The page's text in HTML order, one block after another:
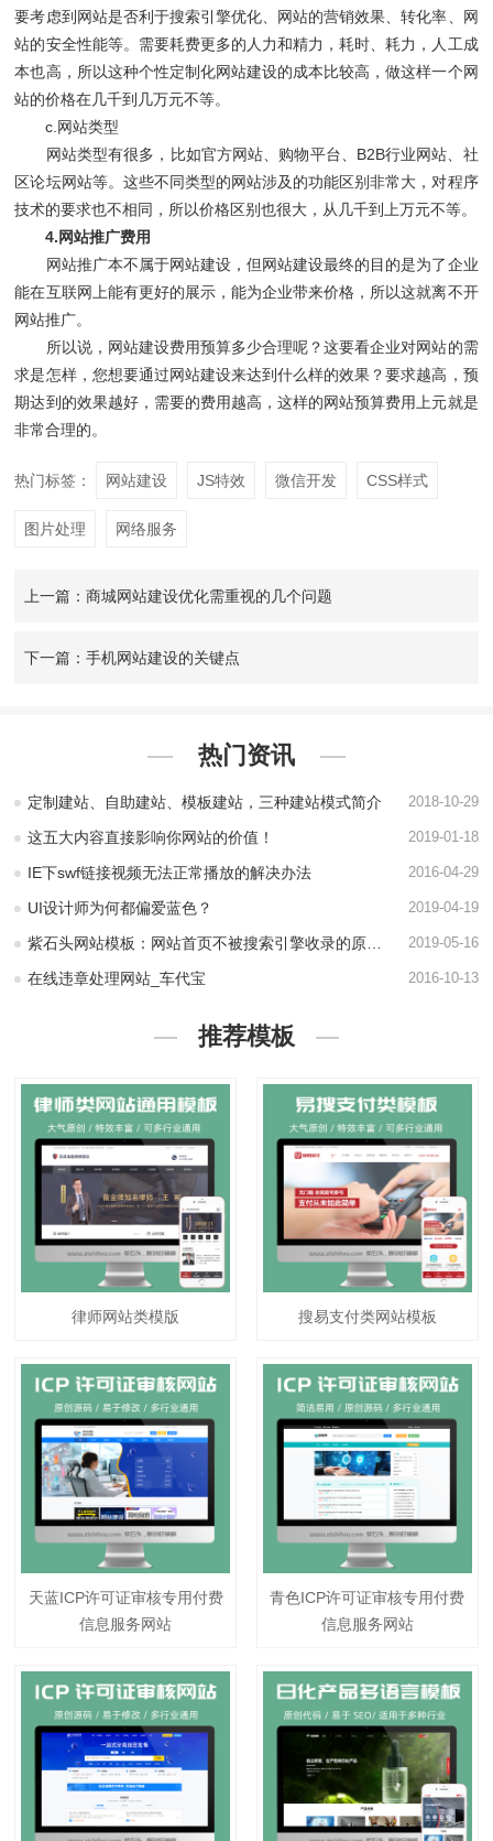
要考虑到网站是否利于搜索引擎优化、网站的营销效果、转化率、网
站的安全性能等。需要耗费更多的人力和精力，耗时、耗力，人工成
本也高，所以这种个性定制化网站建设的成本比较高，做这样一个网
站的价格在几千到几万元不等。
c.网站类型
网站类型有很多，比如官方网站、购物平台、B2B行业网站、社
区论坛网站等。这些不同类型的网站涉及的功能区别非常大，对程序
技术的要求也不相同，所以价格区别也很大，从几千到上万元不等。
4.网站推广费用
网站推广本不属于网站建设，但网站建设最终的目的是为了企业
能在互联网上能有更好的展示，能为企业带来价格，所以这就离不开
网站推广。
所以说，网站建设费用预算多少合理呢？这要看企业对网站的需
求是怎样，您想要通过网站建设来达到什么样的效果？要求越高，预
期达到的效果越好，需要的费用越高，这样的网站预算费用上元就是
非常合理的。
热门标签： 网站建设 JS特效 微信开发 CSS样式
图片处理 网络服务
上一篇：商城网站建设优化需重视的几个问题
下一篇：手机网站建设的关键点
热门资讯
定制建站、自助建站、模板建站，三种建站模式简介 2018-10-29
这五大内容直接影响你网站的价值！ 2019-01-18
IE下swf链接视频无法正常播放的解决办法 2016-04-29
UI设计师为何都偏爱蓝色？ 2019-04-19
2019-05-16
在线违章处理网站_车代宝 2016-10-13
推荐模板
律师网站类模版 搜易支付类网站模板
天蓝ICP许可证审核专用付费
信息服务网站
青色ICP许可证审核专用付费
信息服务网站